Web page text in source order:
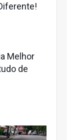
Melhor
de